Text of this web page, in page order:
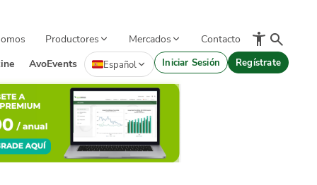
Productores Mercados
Contacto
AvoEvents Español Iniciar Sesión Regístrate